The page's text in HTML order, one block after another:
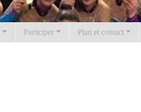
Participer Plan et contact